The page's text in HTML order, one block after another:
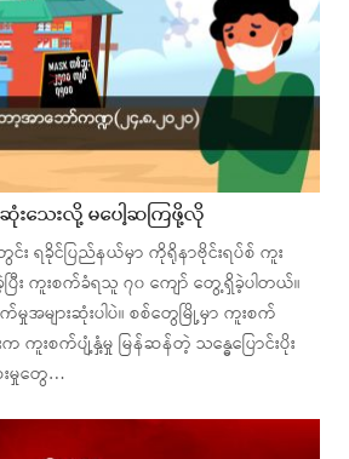
ဆုံးသေးလို့ မပေါ့ဆကြဖို့လို
ရခိုင်ပြည်နယ်မှာ ကိုရိုနာဗိုင်းရပ်စ် ကူး
း ကူးစက်ခံရသူ ၇၀ ကျော် တွေ့ရှိခဲ့ပါတယ်။
အများဆုံးပါပဲ။ စစ်တွေမြို့မှာ ကူးစက်
က ကူးစက်ပျံ့နှံ့မှု မြန်ဆန်တဲ့ သန္ဓေပြောင်းပိုး
မှုတွေ…